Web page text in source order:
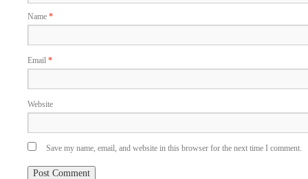
Name *
Email *
Website
Save my name, email, and website in this browser for the next time I comment.